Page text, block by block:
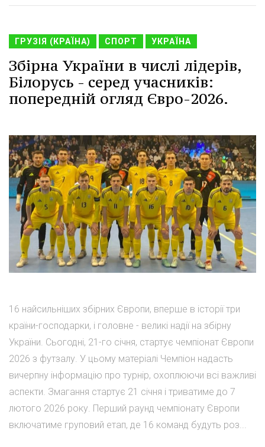
ГРУЗІЯ (КРАЇНА) СПОРТ УКРАЇНА
Збірна України в числі лідерів,
Білорусь - серед учасників:
попередній огляд Євро-2026.
16 найсильніших збірних Європи, вперше в історії три
країни-господарки, і головне - великі надії на збірну
України. Сьогодні, 21-го січня, стартує чемпіонат Європи
2026 з футзалу. У цьому матеріалі Чемпіон надасть
вичерпну інформацію про турнір, охоплюючи всі важливі
аспекти. Змагання стартує 21 січня і триватиме до 7
лютого 2026 року. Перший раунд чемпіонату Європи
включатиме груповий етап, де 16 команд будуть роз...